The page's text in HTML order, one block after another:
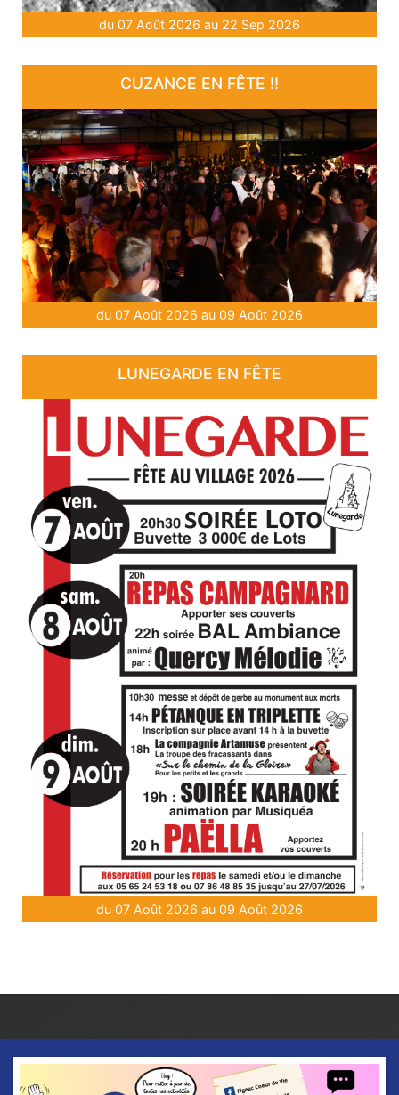
du 07 Août 2026 au 22 Sep 2026
CUZANCE EN FÊTE !!
du 07 Août 2026 au 09 Août 2026
LUNEGARDE EN FÊTE
du 07 Août 2026 au 09 Août 2026